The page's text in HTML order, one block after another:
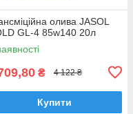
олива JASOL
GL-4 85w140 20л
₴ 4 122 ₴
Купити